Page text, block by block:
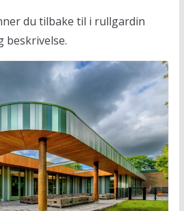
du tilbake til i rullgardin
beskrivelse.